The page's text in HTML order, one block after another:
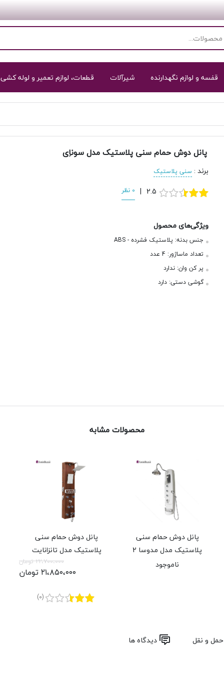
قفسه و لوازم نگهدارنده شیرآلات قطعات، لوازم تعمیر و لوله کشی
پانل دوش حمام سنی پلاستيک مدل سوناِی
برند: سنی پلاستیک
2.5
| 0 نظر
ویژگی‌های محصول
جنس بدنه: پلاستیک فشرده - ABS
تعداد ماساژور: 4 عدد
پر کن وان: ندارد
گوشی دستی: دارد
محصولات مشابه
پانل دوش حمام سنی
پلاستيک مدل مدوسا 2
ناموجود
پانل دوش حمام سنی
پلاستیک مدل تانزانایت
۲۲،۷۰۰،۰۰۰ تومان
۲۱،۸۵۰،۰۰۰ تومان
(0)
حمل و نقل دیدگاه ها